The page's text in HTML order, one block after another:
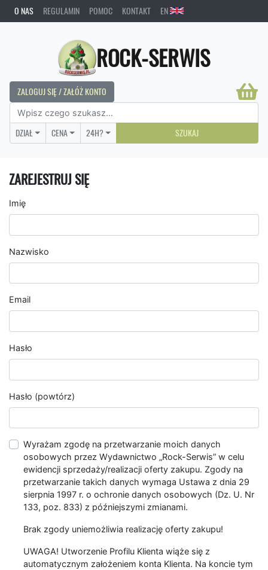
O NAS REGULAMIN POMOC KONTAKT EN
ROCK-SERWIS
ZALOGUJ SIĘ / ZAŁÓŻ KONTO
DZIAŁ CENA 24H? SZUKAJ
ZAREJESTRUJ SIĘ
Imię
Nazwisko
Email
Hasło
Hasło (powtórz)
Wyrażam zgodę na przetwarzanie moich danych
osobowych przez Wydawnictwo „Rock-Serwis” w celu
ewidencji sprzedaży/realizacji oferty zakupu. Zgody na
przetwarzanie takich danych wymaga Ustawa z dnia 29
sierpnia 1997 r. o ochronie danych osobowych (Dz. U. Nr
133, poz. 833) z późniejszymi zmianami.
Brak zgody uniemożliwia realizację oferty zakupu!
UWAGA! Utworzenie Profilu Klienta wiąże się z
automatycznym założeniem konta Klienta. Na koncie tym